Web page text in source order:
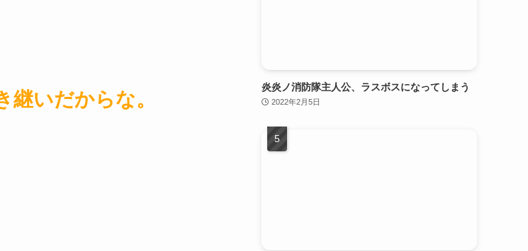
いだからな。
炎炎ノ消防隊主人公、ラスボスになってしまう
2022年2月5日